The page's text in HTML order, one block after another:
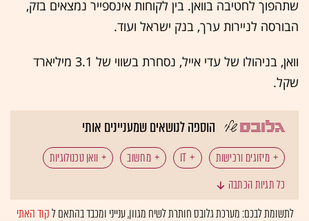
שתהפוך לחטיבה בוואן. בין לקוחות אינספייר נמצאים בזק,
הבורסה לניירות ערך, בנק ישראל ועוד.
וואן, בניהולו של עדי אייל, נסחרת בשווי של 3.1 מיליארד
שקל.
הוספה לנושאים שמעניינים אותי
מיזוגים ורכישות IT מחשוב וואן טכנולוגיות
אברא טכנולוגיות מידע
כל תגיות הכתבה
לתשומת לבכם: מערכת גלובס חותרת לשיח מגוון, ענייני ומכבד בהתאם לקוד האתי